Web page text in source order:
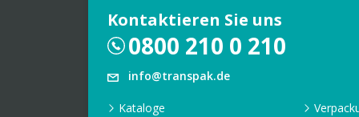
Kontaktieren Sie uns
0800 210 0 210
info@transpak.de
Kataloge